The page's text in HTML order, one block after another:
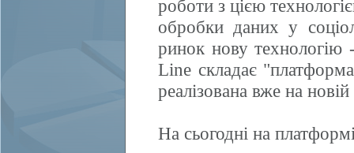
роботи з цією
обробки даних у
ринок нову
Line складає
реалізована вже на
На сьогодні на